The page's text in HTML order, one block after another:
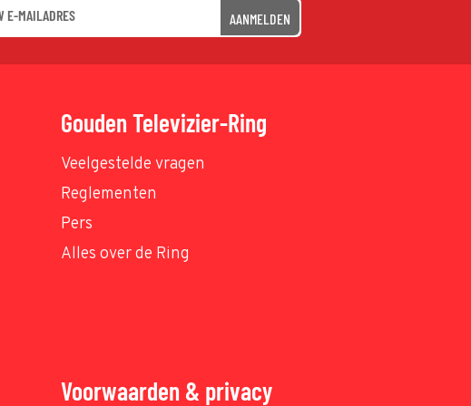
AANMELDEN
Gouden Televizier-Ring
Veelgestelde vragen
Reglementen
Pers
Alles over de Ring
Voorwaarden & privacy